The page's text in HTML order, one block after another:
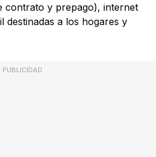
contrato y prepago), internet
destinadas a los hogares y
PUBLICIDAD